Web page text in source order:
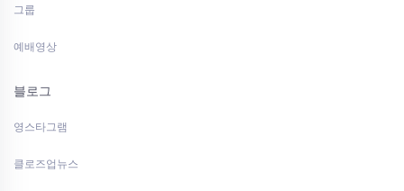
그룹
예배영상
블로그
영스타그램
클로즈업뉴스